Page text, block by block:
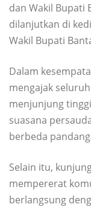
dan Wakil Bupati
dilanjutkan di
Wakil Bupati
Dalam
mengajak
menjunjung
suasana
berbeda
Selain itu,
mempererat
berlangsung